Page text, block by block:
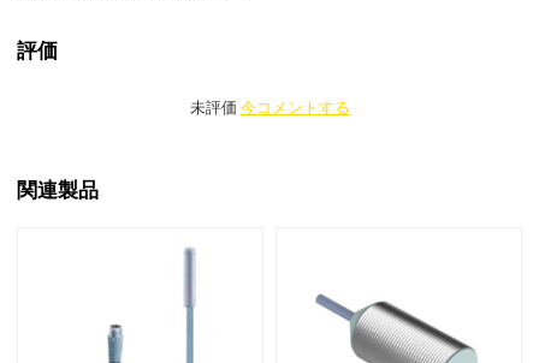
評価
未評価 今コメントする
関連製品